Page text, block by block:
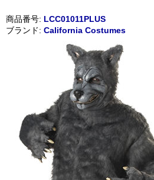
商品番号: LCC01011PLUS
ブランド: California Costumes